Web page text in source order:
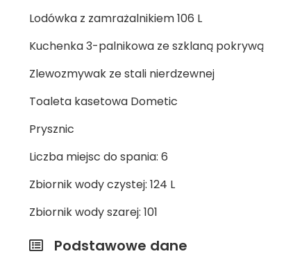
Lodówka z zamrażalnikiem 106 L
Kuchenka 3-palnikowa ze szklaną pokrywą
Zlewozmywak ze stali nierdzewnej
Toaleta kasetowa Dometic
Prysznic
Liczba miejsc do spania: 6
Zbiornik wody czystej: 124 L
Zbiornik wody szarej: 101
Podstawowe dane